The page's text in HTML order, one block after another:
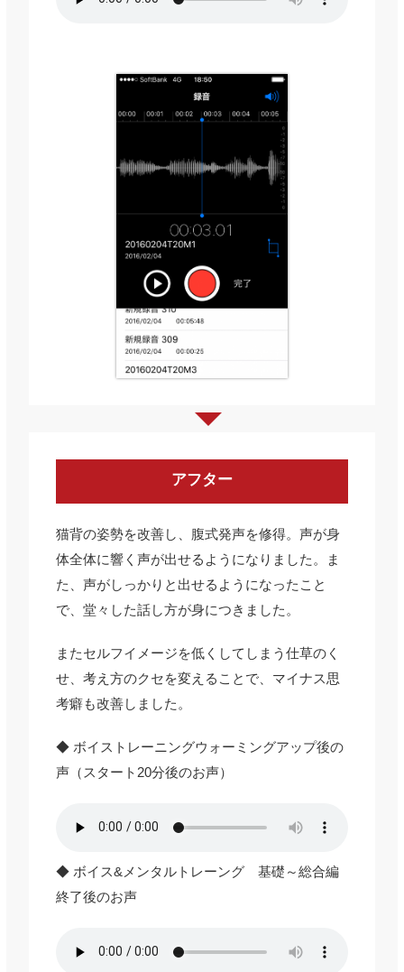
アフター
猫背の姿勢を改善し、腹式発声を修得。声が身
体全体に響く声が出せるようになりました。ま
た、声がしっかりと出せるようになったこと
で、堂々した話し方が身につきました。
またセルフイメージを低くしてしまう仕草のく
せ、考え方のクセを変えることで、マイナス思
考癖も改善しました。
◆ ボイストレーニングウォーミングアップ後の
声（スタート20分後のお声）
◆ ボイス&メンタルトレーング 基礎～総合編
終了後のお声